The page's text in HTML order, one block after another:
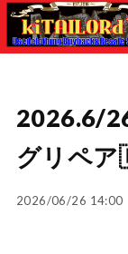
2026.6/
グリペ
2026/06/26 14:00